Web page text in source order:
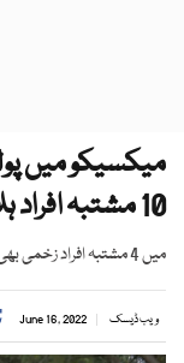
میکسیکو میں
10 مشتبہ افراد ہلاک
میں 4 مشتبہ افراد زخمی بھی ہوئے، جنہیں آپریشن کے بعد اسپتال منتقل کیا گیا
ویب ڈیسک June 16, 2022